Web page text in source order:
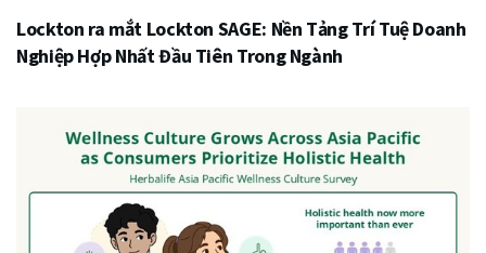
Lockton ra mắt Lockton SAGE: Nền Tảng Trí Tuệ Doanh
Nghiệp Hợp Nhất Đầu Tiên Trong Ngành